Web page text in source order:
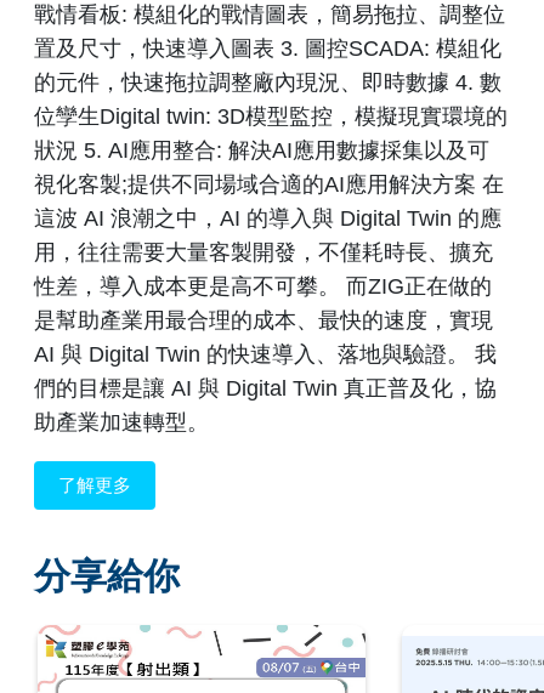
戰情看板: 模組化的戰情圖表，簡易拖拉、調整位
置及尺寸，快速導入圖表 3. 圖控SCADA: 模組化
的元件，快速拖拉調整廠內現況、即時數據 4. 數
位孿生Digital twin: 3D模型監控，模擬現實環境的
狀況 5. AI應用整合: 解決AI應用數據採集以及可
視化客製;提供不同場域合適的AI應用解決方案 在
這波 AI 浪潮之中，AI 的導入與 Digital Twin 的應
用，往往需要大量客製開發，不僅耗時長、擴充
性差，導入成本更是高不可攀。 而ZIG正在做的
是幫助產業用最合理的成本、最快的速度，實現
AI 與 Digital Twin 的快速導入、落地與驗證。 我
們的目標是讓 AI 與 Digital Twin 真正普及化，協
助產業加速轉型。
了解更多
分享給你